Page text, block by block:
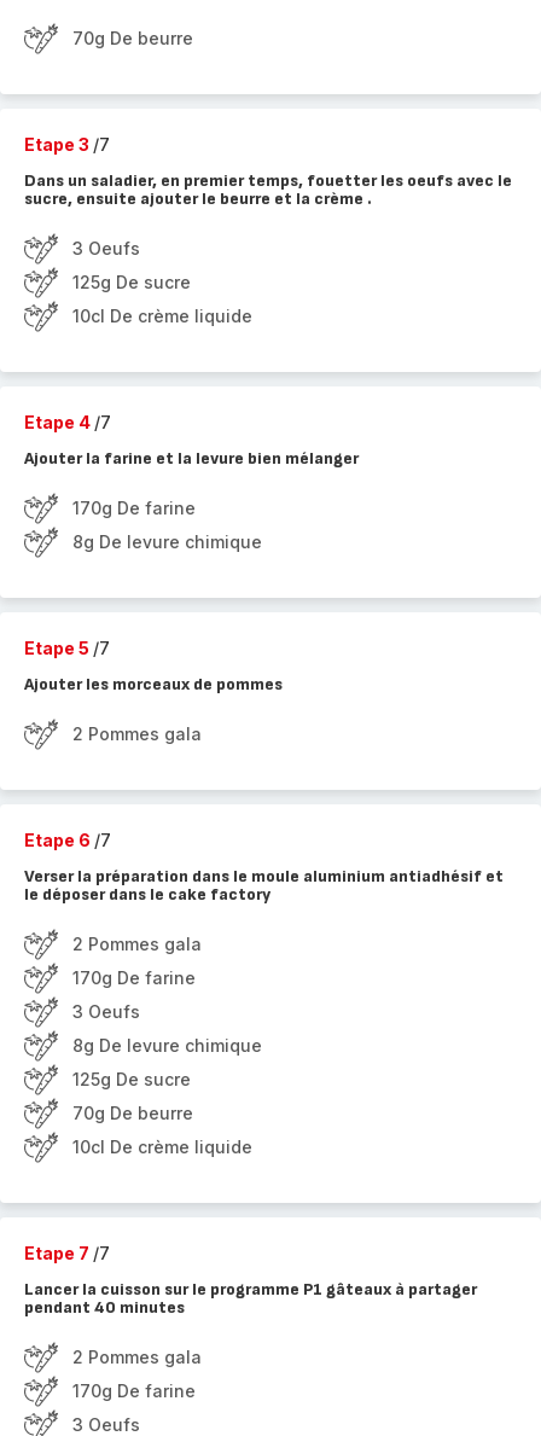
70g De beurre
Etape 3 /7
Dans un saladier, en premier temps, fouetter les oeufs avec le
sucre, ensuite ajouter le beurre et la crème .
3 Oeufs
125g De sucre
10cl De crème liquide
Etape 4 /7
Ajouter la farine et la levure bien mélanger
170g De farine
8g De levure chimique
Etape 5 /7
Ajouter les morceaux de pommes
2 Pommes gala
Etape 6 /7
Verser la préparation dans le moule aluminium antiadhésif et
le déposer dans le cake factory
2 Pommes gala
170g De farine
3 Oeufs
8g De levure chimique
125g De sucre
70g De beurre
10cl De crème liquide
Etape 7 /7
Lancer la cuisson sur le programme P1 gâteaux à partager
pendant 40 minutes
2 Pommes gala
170g De farine
3 Oeufs